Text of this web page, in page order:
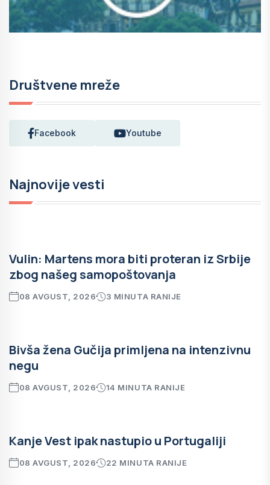
Društvene mreže
Facebook Youtube
Najnovije vesti
Vulin: Martens mora biti proteran iz Srbije
zbog našeg samopoštovanja
08 AVGUST, 2026 3 MINUTA RANIJE
Bivša žena Gučija primljena na intenzivnu
negu
08 AVGUST, 2026 14 MINUTA RANIJE
Kanje Vest ipak nastupio u Portugaliji
08 AVGUST, 2026 22 MINUTA RANIJE